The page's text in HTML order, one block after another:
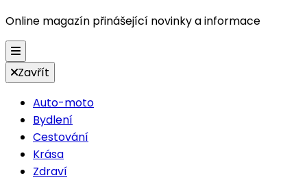
Online magazín přinášející novinky a informace
Zavřít
Auto-moto
Bydlení
Cestování
Krása
Zdraví